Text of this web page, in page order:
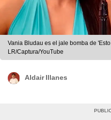
Vania Bludau es el jale bomba de
LR/Captura/YouTube
Aldair Illanes